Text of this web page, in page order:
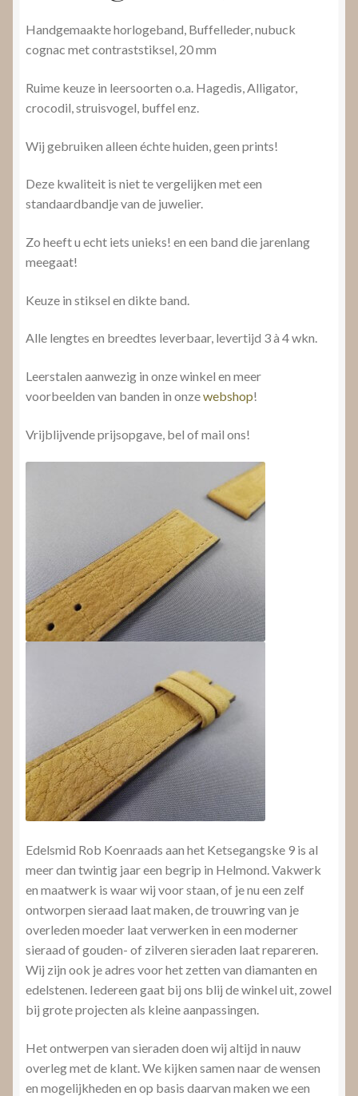
Handgemaakte horlogeband, Buffelleder, nubuck
cognac met contraststiksel, 20 mm
Ruime keuze in leersoorten o.a. Hagedis, Alligator,
crocodil, struisvogel, buffel enz.
Wij gebruiken alleen échte huiden, geen prints!
Deze kwaliteit is niet te vergelijken met een
standaardbandje van de juwelier.
Zo heeft u echt iets unieks! en een band die jarenlang
meegaat!
Keuze in stiksel en dikte band.
Alle lengtes en breedtes leverbaar, levertijd 3 à 4 wkn.
Leerstalen aanwezig in onze winkel en meer
voorbeelden van banden in onzewebshop!
Vrijblijvende prijsopgave, bel of mail ons!
Edelsmid Rob Koenraads aan het Ketsegangske 9 is al
meer dan twintig jaar een begrip in Helmond. Vakwerk
en maatwerk is waar wij voor staan, of je nu een zelf
ontworpen sieraad laat maken, de trouwring van je
overleden moeder laat verwerken in een moderner
sieraad of gouden- of zilveren sieraden laat repareren.
Wij zijn ook je adres voor het zetten van diamanten en
edelstenen. Iedereen gaat bij ons blij de winkel uit, zowel
bij grote projecten als kleine aanpassingen.
Het ontwerpen van sieraden doen wij altijd in nauw
overleg met de klant. We kijken samen naar de wensen
en mogelijkheden en op basis daarvan maken we een